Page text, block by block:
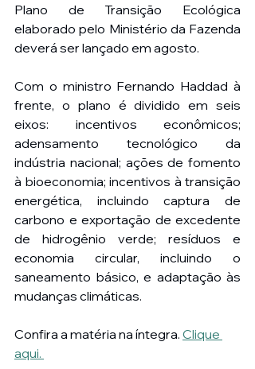
Plano de Transição Ecológica
elaborado pelo Ministério da Fazenda
deverá ser lançado em agosto.
Com o ministro Fernando Haddad à
frente, o plano é dividido em seis
eixos: incentivos econômicos;
adensamento tecnológico da
indústria nacional; ações de fomento
à bioeconomia; incentivos à transição
energética, incluindo captura de
carbono e exportação de excedente
de hidrogênio verde; resíduos e
economia circular, incluindo o
saneamento básico, e adaptação às
mudanças climáticas.
Confira a matéria na íntegra. Clique
aqui.